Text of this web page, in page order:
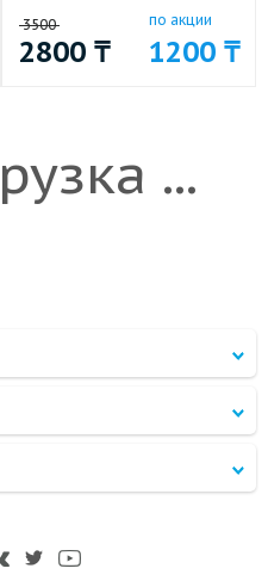
3500
2800 ₸
по акции
1200 ₸
...